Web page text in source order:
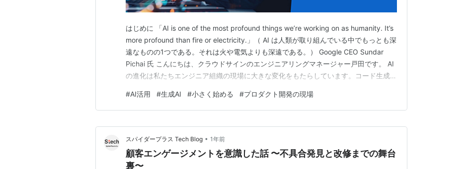
はじめに 「AI is one of the most profound things we’re working on as humanity. It’s
more profound than fire or electricity.」（ AI は人類が取り組んでいる中でもっとも深
遠なものの1つである。それは火や電気よりも深遠である。） Google CEO Sundar
Pichai 氏 こんにちは、クラウドサインのエンジニアリングマネージャー戸田です。 AI
の進化は私たちエンジニア組織の現場に大きな変化をもたらしています。コード生成、
#AI活用 #生成AI #小さく始める #プロダクト開発の現場
スパイダープラス Tech Blog • 1年前
顧客エンゲージメントを意識した話 〜不具合発見と改修までの舞台
裏〜